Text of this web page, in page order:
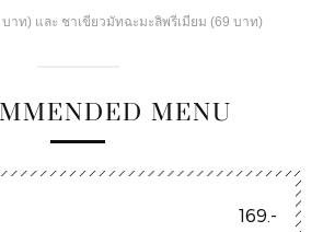
บาท) และ ชาเขียวมัทฉะมะลิพรีเมียม (69 บาท)
MENU
169.-